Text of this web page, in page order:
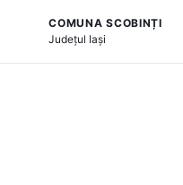
COMUNA SCOBINȚI
Județul Iași